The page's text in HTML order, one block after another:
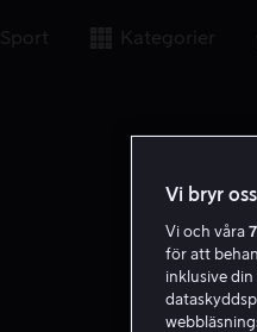
Sport Kategorier
Vi bryr
Vi och våra
för att
inklusive